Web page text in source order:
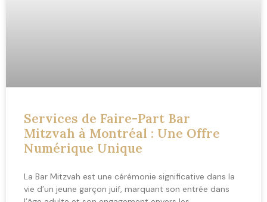
Services de Faire-Part Bar
Mitzvah à Montréal : Une Offre
Numérique Unique
La Bar Mitzvah est une cérémonie significative dans la
vie d’un jeune garçon juif, marquant son entrée dans